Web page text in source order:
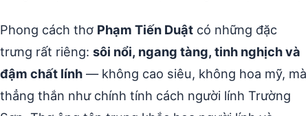
Phong cách thơ Phạm Tiến Duật có những đặc
trưng rất riêng: sôi nổi, ngang tàng, tinh nghịch và
đậm chất lính — không cao siêu, không hoa mỹ, mà
thẳng thắn như chính tính cách người lính Trường